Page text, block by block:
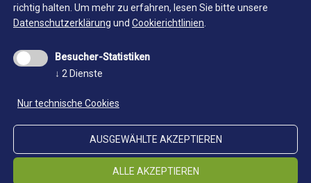
Der Standort Schneeberg liegt auf 2.355m Meereshöhe
und ist nur zu Fuß auf gut begehbaren Wegen in knapp
Passeiertal oder in vier Stunden von Ridnaun/Maiern
Tel.: +39 0473 932900 (nur während der Saison)
info@schneeberghuette.it
Rabenstein 52/53 I-39013
richtig halten. Um mehr zu erfahren, lesen Sie bitte unsere
Datenschutzerklärung und Cookierichtlinien
Besucher-Statistiken
↓ 2 Dienste
Nur technische Cookies
AUSGEWÄHLTE AKZEPTIEREN
ALLE AKZEPTIEREN